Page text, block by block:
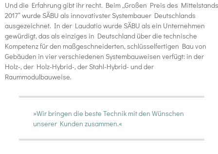
Und die Erfahrung gibt ihr recht. Beim „Großen Preis des Mittelstands
2017“ wurde SÄBU als innovativster Systembauer Deutschlands
ausgezeichnet. In der Laudatio wurde SÄBU als ein Unternehmen
gewürdigt, das als einziges in Deutschland über die technische
Kompetenz für den maßgeschneiderten, schlüsselfertigen Bau von
Gebäuden in vier verschiedenen Systembauweisen verfügt: in der
Holz-, der Holz-Hybrid-, der Stahl-Hybrid- und der
Raummodulbauweise.
»Wir bringen die beste Technik mit den Wünschen
unserer Kunden zusammen.«